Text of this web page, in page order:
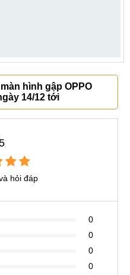
hình gập OPPO
14/12 tới
hỏi đáp
0
0
0
0